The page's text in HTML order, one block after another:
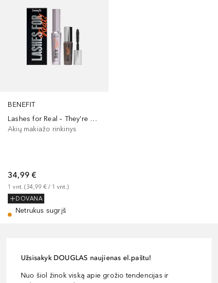
BENEFIT
Lashes for Real – They're Real!
Akių makiažo rinkinys
34,99 €
1 vnt. (34,99 € / 1 vnt.)
DOVANA
Netrukus sugrįš
Užsisakyk DOUGLAS naujienas el.paštu!
Nuo šiol žinok viską apie grožio tendencijas ir